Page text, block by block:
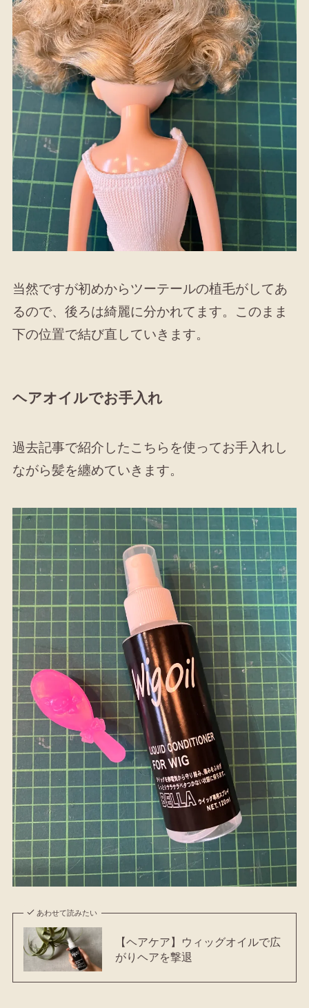
当然ですが初めからツーテールの植毛がしてあ
るので、後ろは綺麗に分かれてます。このまま
下の位置で結び直していきます。
ヘアオイルでお手入れ
過去記事で紹介したこちらを使ってお手入れし
ながら髪を纏めていきます。
あわせて読みたい
【ヘアケア】ウィッグオイルで広
がりヘアを撃退